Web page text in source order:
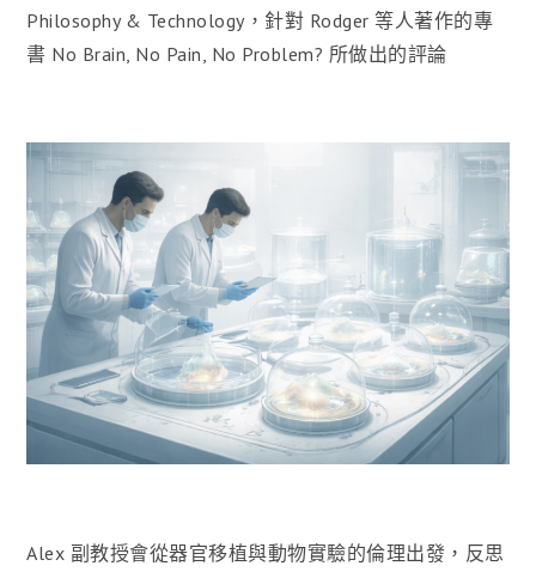
Philosophy & Technology，針對 Rodger 等人著作的專
書 No Brain, No Pain, No Problem? 所做出的評論
Alex 副教授會從器官移植與動物實驗的倫理出發，反思